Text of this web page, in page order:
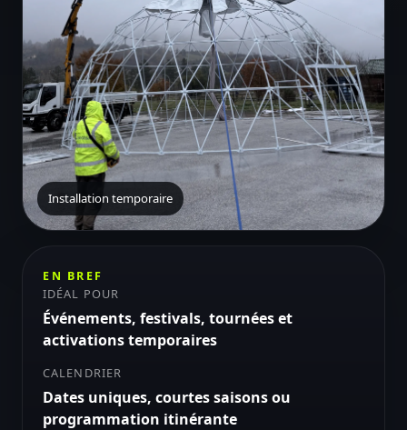
Installation temporaire
EN BREF
IDÉAL POUR
Événements, festivals, tournées et
activations temporaires
CALENDRIER
Dates uniques, courtes saisons ou
programmation itinérante